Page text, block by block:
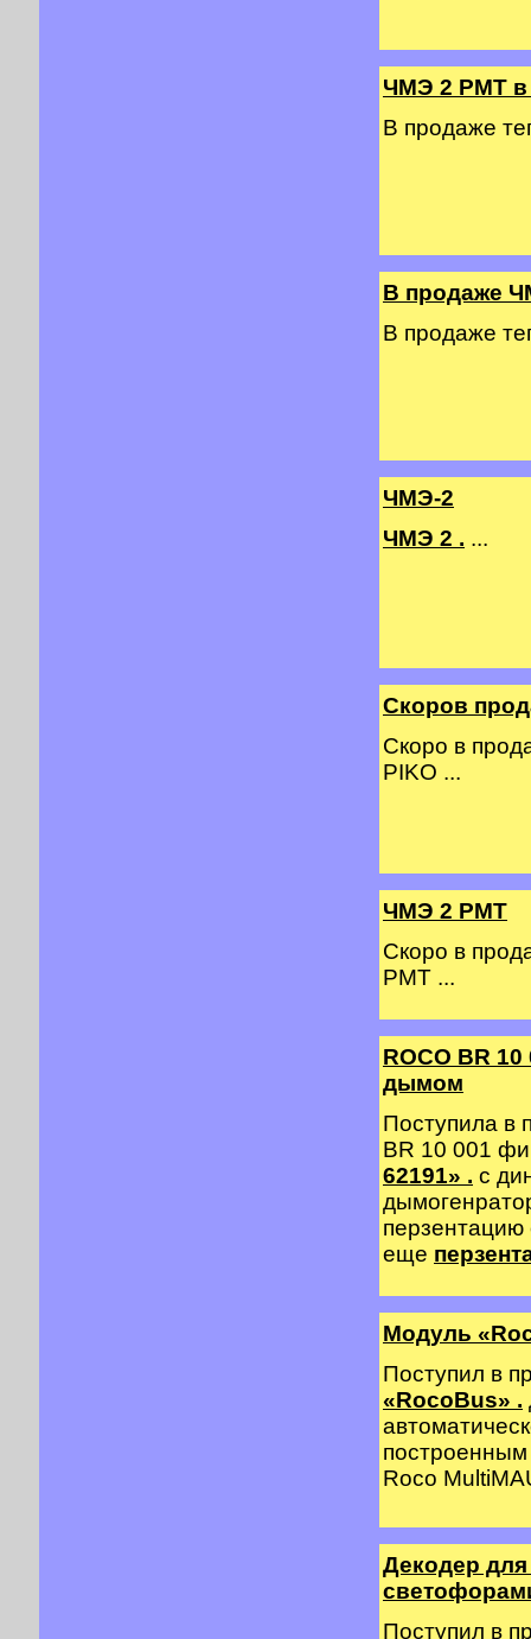
ЧМЭ 2 PMT
В продаже
В продаже
В продаже
ЧМЭ-2
ЧМЭ 2 . ...
Скоров
Скоро в
PIKO ...
ЧМЭ 2 PMT
Скоро в
PMT ...
ROCO BR
дымом
Поступила в
BR 10 001
62191» . с
еще
Модуль
Поступил в
«RocoBus» .
Roco
Декодер
Поступил в